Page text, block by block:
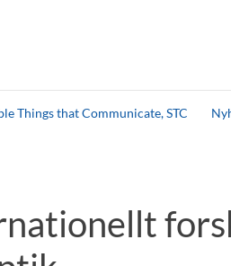
Things that Communicate, STC